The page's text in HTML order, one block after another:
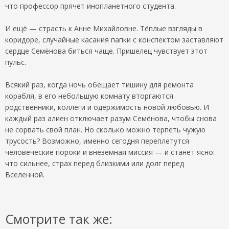
что профессор прячет инопланетного студента.
И ещё — страсть к Анне Михайловне. Тёплые взгляды в
коридоре, случайные касания папки с конспектом заставляют
сердце Семёнова биться чаще. Пришелец чувствует этот
пульс.
Всякий раз, когда ночь обещает тишину для ремонта
корабля, в его небольшую комнату вторгаются
родственники, коллеги и одержимость новой любовью. И
каждый раз алиен отключает разум Семёнова, чтобы снова
не сорвать свой план. Но сколько можно терпеть чужую
трусость? Возможно, именно сегодня переплетутся
человеческие пороки и внеземная миссия — и станет ясно:
что сильнее, страх перед близкими или долг перед
Вселенной.
Смотрите так же: